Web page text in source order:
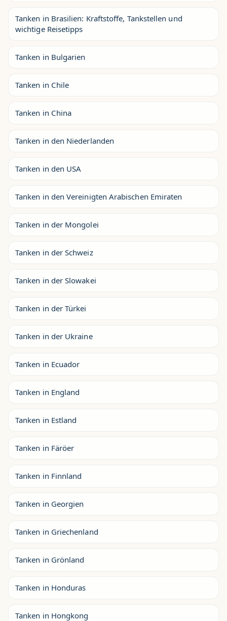
Tanken in Brasilien: Kraftstoffe, Tankstellen und
wichtige Reisetipps
Tanken in Bulgarien
Tanken in Chile
Tanken in China
Tanken in den Niederlanden
Tanken in den USA
Tanken in den Vereinigten Arabischen Emiraten
Tanken in der Mongolei
Tanken in der Schweiz
Tanken in der Slowakei
Tanken in der Türkei
Tanken in der Ukraine
Tanken in Ecuador
Tanken in England
Tanken in Estland
Tanken in Färöer
Tanken in Finnland
Tanken in Georgien
Tanken in Griechenland
Tanken in Grönland
Tanken in Honduras
Tanken in Hongkong